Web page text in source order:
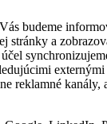
budeme
stránky a
reklamné kanály,